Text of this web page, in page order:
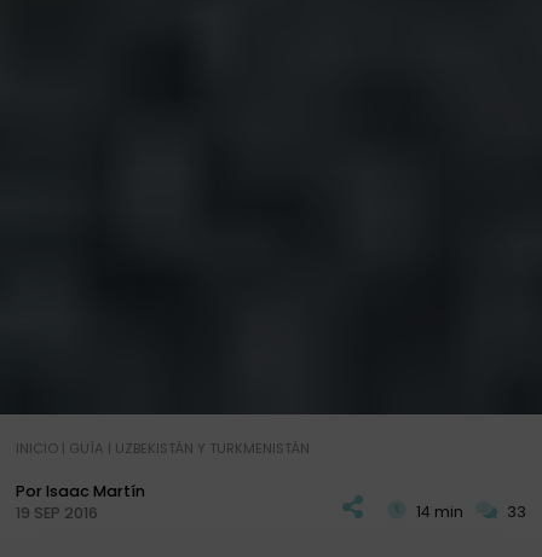
INICIO| GUÍA | UZBEKISTÁN Y TURKMENISTÁN
Por Isaac Martín
19 SEP 2016
14 min 33